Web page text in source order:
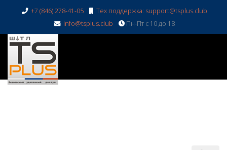
+7 (846) 278-41-05
Тех поддержка: support@tsplus.club
info@tsplus.club
Пн-Пт с 10 до 18